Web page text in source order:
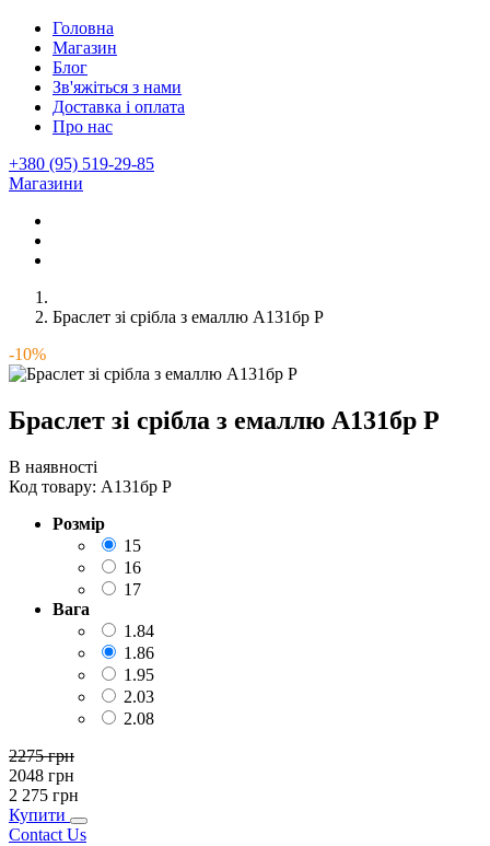
Головна
Магазин
Блог
Зв'яжіться з нами
Доставка і оплата
Про нас
+380 (95) 519-29-85
Магазини
Браслет зі срібла з емаллю А131бр Р
-10%
Браслет зі срібла з емаллю А131бр Р
В наявності
Код товару: А131бр Р
Розмір
15
16
17
Вага
1.84
1.86
1.95
2.03
2.08
2275грн
2048 грн
2 275 грн
Купити
Contact Us